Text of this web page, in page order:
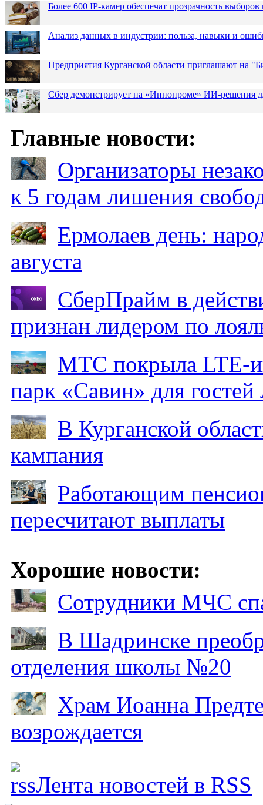
Более 600 IP-камер обеспечат прозрачность
Анализ данных в индустрии: польза, навыки и
Предприятия Курганской области приглашают на
Сбер демонстрирует на «Иннопроме» ИИ-решения
Главные новости:
Организаторы
к 5 годам лишения
Ермолаев день:
августа
СберПрайм в
признан лидером по
МТС покрыла LTE-
парк «Савин» для гостей
В Курганской
кампания
Работающим
пересчитают выплаты
Хорошие новости:
Сотрудники МЧС
В Шадринске
отделения школы №20
Храм Иоанна
возрождается
Лента новостей в RSS